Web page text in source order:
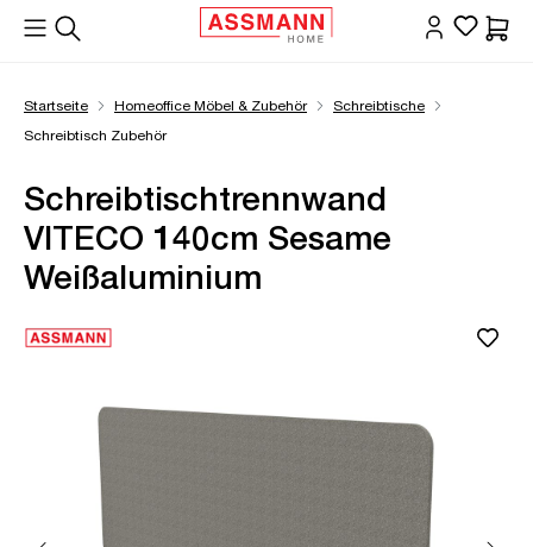
springen
Startseite Homeoffice Möbel & Zubehör
Schreibtische
Schreibtisch Zubehör
Schreibtischtrennwand
VITECO 140cm Sesame
Weißaluminium